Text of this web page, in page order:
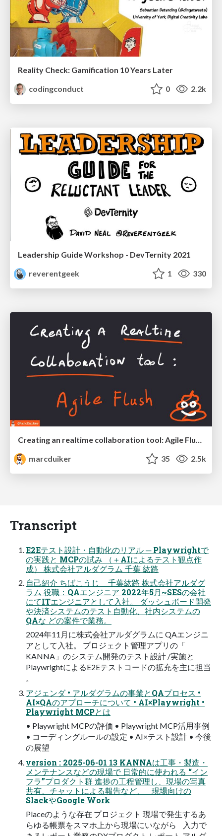
Reality Check: Gamification 10 Years Later
codingconduct
0 2.2k
Leadership Guide Workshop - DevTernity 2021
reverentgeek
1 330
marcduiker
35 2.5k
Transcript
E2Eテスト設計・自動化のリアル ─ Playwrightで
の実践と MCPの試み （＋AIによるテスト観点作
成） 株式会社アルダグラム 千葉 紘路
自己紹介 ちばこうじ 千葉紘路 株式会社アルダグ
ラム 役職：QAエンジニア 2022年5月~SESの会社
にてITエンジニアとして入社。 ダッシュボード開発
や決済システムのテスト自動化、社内システムの
QAな どの案件で業務。
2024年11月に株式会社アルダグラムに QAエンジニ
アとして入社。 プロジェクト管理アプリの「
KANNA」のシステム開発のテスト設計 /実施と
PlaywrightによるE2Eテストコードの拡充を主に担当
アジェンダ • アルダグラムの事業とQAプロセス •
AI×QAのアプローチについて • AI×Playwright •
Playwright MCPとは
• Playwright MCPの評価 • Playwright MCP活用事例
• コーディングルールの設定 • AI×テスト設計 • 今後
の展望
version : 2025-06-01 13 KANNAは工事・製造・
メンテナンスなどの現場で 日常的に使われる “イン
フラ”プロダクト群 進捗の工程管理し、現場の写真
共有、チャットによる報告など、 現場向けの
SlackやGoogle Work
Placeのような存在 プロジェクト 現場で発生するあ
らゆる帳票をスマホ上から現場にいながら 入力で